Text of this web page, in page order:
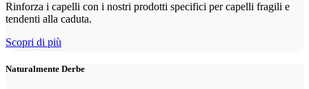
Rinforza i capelli con i nostri prodotti specifici per capelli fragili e
tendenti alla caduta.
Scopri di più
Naturalmente Derbe